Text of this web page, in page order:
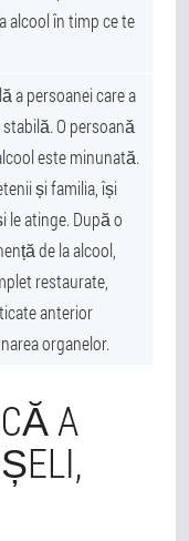
alcool în timp ce te
a persoanei care a
O persoană
este minunată.
și familia, își
le atinge. După o
de la alcool,
restaurate,
anterior
organelor.
A